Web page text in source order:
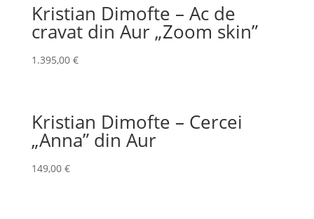
Kristian Dimofte – Ac de
cravat din Aur „Zoom skin”
1.395,00 €
Kristian Dimofte – Cercei
„Anna” din Aur
149,00 €